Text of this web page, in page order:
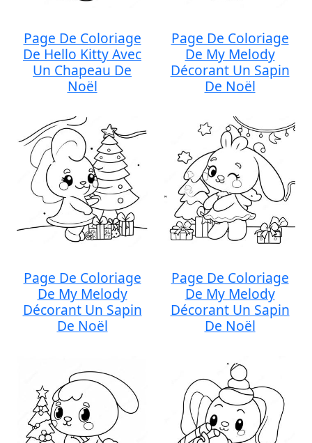
Page De Coloriage
De Hello Kitty Avec
Un Chapeau De
Noël
Page De Coloriage
De My Melody
Décorant Un Sapin
De Noël
Page De Coloriage
De My Melody
Décorant Un Sapin
De Noël
Page De Coloriage
De My Melody
Décorant Un Sapin
De Noël